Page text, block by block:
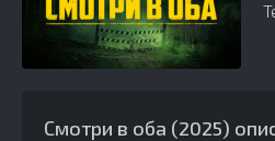
Смотри в оба (2025)